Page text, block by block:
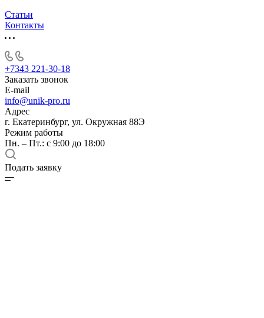
Статьи
Контакты
+7343 221-30-18
Заказать звонок
E-mail
info@unik-pro.ru
Адрес
г. Екатеринбург, ул. Окружная 88Э
Режим работы
Пн. – Пт.: с 9:00 до 18:00
Подать заявку